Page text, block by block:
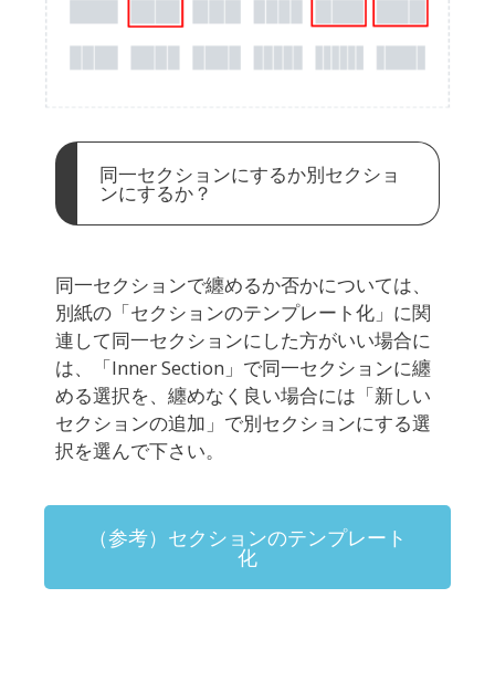
同一セクションにするか別セクショ
ンにするか？
同一セクションで纏めるか否かについては、
別紙の「セクションのテンプレート化」に関
連して同一セクションにした方がいい場合に
は、「Inner Section」で同一セクションに纏
める選択を、纏めなく良い場合には「新しい
セクションの追加」で別セクションにする選
択を選んで下さい。
（参考）セクションのテンプレート
化